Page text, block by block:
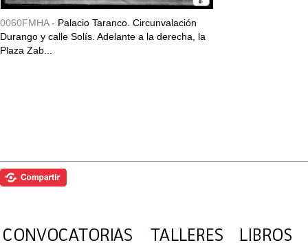
0060FMHA - Palacio Taranco. Circunvalación
Durango y calle Solís. Adelante a la derecha, la
Plaza Zab...